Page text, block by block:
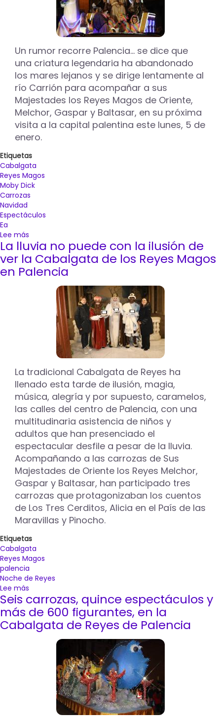
Un rumor recorre Palencia… se dice que
una criatura legendaria ha abandonado
los mares lejanos y se dirige lentamente al
río Carrión para acompañar a sus
Majestades los Reyes Magos de Oriente,
Melchor, Gaspar y Baltasar, en su próxima
visita a la capital palentina este lunes, 5 de
enero.
Etiquetas
Cabalgata
Reyes Magos
Moby Dick
Carrozas
Navidad
Espectáculos
Ea
Lee más
La
ballena
Moby
Dick
Palencia
acompañando
sus
Majestades
los
Reyes
Magos
de
Oriente
La lluvia no puede con la ilusión de
ver la Cabalgata de los Reyes Magos
en Palencia
La tradicional Cabalgata de Reyes ha
llenado esta tarde de ilusión, magia,
música, alegría y por supuesto, caramelos,
las calles del centro de Palencia, con una
multitudinaria asistencia de niños y
adultos que han presenciado el
espectacular desfile a pesar de la lluvia.
Acompañando a las carrozas de Sus
Majestades de Oriente los Reyes Melchor,
Gaspar y Baltasar, han participado tres
carrozas que protagonizaban los cuentos
de Los Tres Cerditos, Alicia en el País de las
Maravillas y Pinocho.
Etiquetas
Cabalgata
Reyes Magos
palencia
Noche de Reyes
Lee más
La
lluvia
no
puede
Cabalgata
Seis carrozas, quince espectáculos y
más de 600 figurantes, en la
Cabalgata de Reyes de Palencia